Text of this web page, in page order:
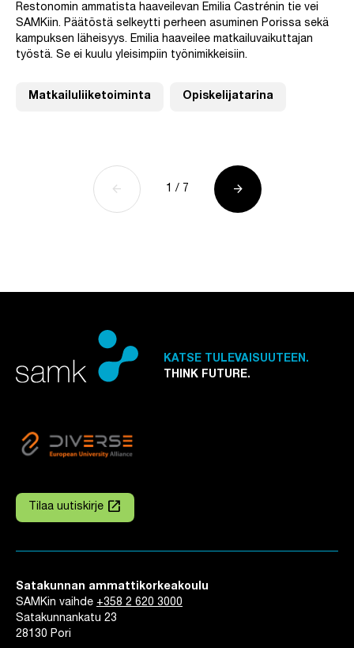
Restonomin ammatista haaveilevan Emilia Castrénin tie vei
SAMKiin. Päätöstä selkeytti perheen asuminen Porissa sekä
kampuksen läheisyys. Emilia haaveilee matkailuvaikuttajan
työstä. Se ei kuulu yleisimpiin työnimikkeisiin.
Matkailuliiketoiminta Opiskelijatarina
Edellinen sivu
arrow_back Näytettävä sivu 1 / 7
1 / 7
Seuraava sivu
arrow_forward
KATSE TULEVAISUUTEEN.
THINK FUTURE.
Tilaa uutiskirje
Linkki avautuu uuteen välilehteen
launch
Satakunnan ammattikorkeakoulu
SAMKin vaihde +358 2 620 3000
Satakunnankatu 23
28130 Pori